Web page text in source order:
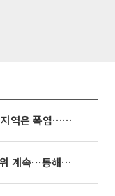
동해안은 시간당 80㎜ 폭우, 그 외 지역은 폭염…‘극과 극 날씨’
[내일 날씨] 폭염 한풀 꺾여도 무더위 계속⋯동해안 이틀 연속 비